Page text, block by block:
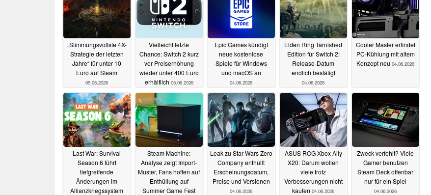
„Stimmungsvollste 4X-
Strategie der letzten
Jahre“ für unter 10
Euro auf Steam
05.06.2026
Vielleicht letzte
Chance: Switch 2 kurz
vor Preiserhöhung
wieder unter 400 Euro
erhältlich 05.06.2026
Epic Games kündigt
neue kostenlose
Spiele für Windows
und macOS an
04.06.2026
Elden Ring Tarnished
Edition für Switch 2:
Release-Datum
endlich bestätigt
04.06.2026
Cooler Master erfindet
PC-Kühlung mit altem
Konzept neu 04.06.2026
Last War: Survival
Season 6 führt
tiefgreifende
Änderungen im
Allianzkriegssystem
Steam Machine:
Analyse zeigt Import-
Muster, Fans hoffen auf
Enthüllung auf
Summer Game Fest
Leak zu Star Wars Zero
Company enthüllt
Erscheinungsdatum,
Preise und Versionen
04.06.2026
ASUS ROG Xbox Ally
X20: Darum wollen
viele trotz
Verbesserungen nicht
kaufen 04.06.2026
Zweck verfehlt? Viele
Gamer benutzen
Steam Deck offenbar
nur für ein Spiel
04.06.2026